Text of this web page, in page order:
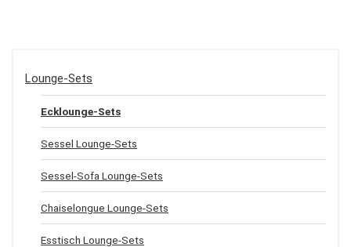
Lounge-Sets
Ecklounge-Sets
Sessel Lounge-Sets
Sessel-Sofa Lounge-Sets
Chaiselongue Lounge-Sets
Esstisch Lounge-Sets